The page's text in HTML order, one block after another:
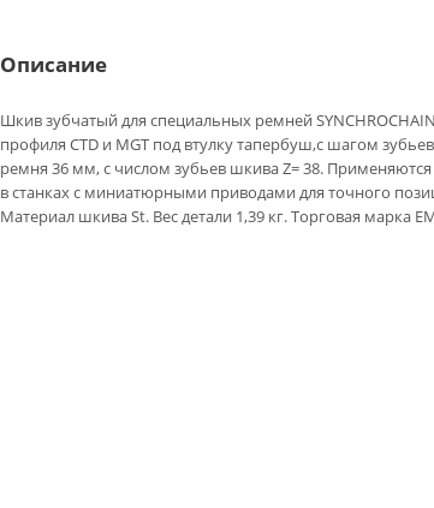
Описание
Шкив зубчатый для специальных ремней
профиля CTD и MGT под втулку тапербуш,с шагом
ремня 36 мм, с числом зубьев шкива Z= 38.
в станках с миниатюрными приводами для точного
Материал шкива St. Вес детали 1,39 кг. Торговая марка